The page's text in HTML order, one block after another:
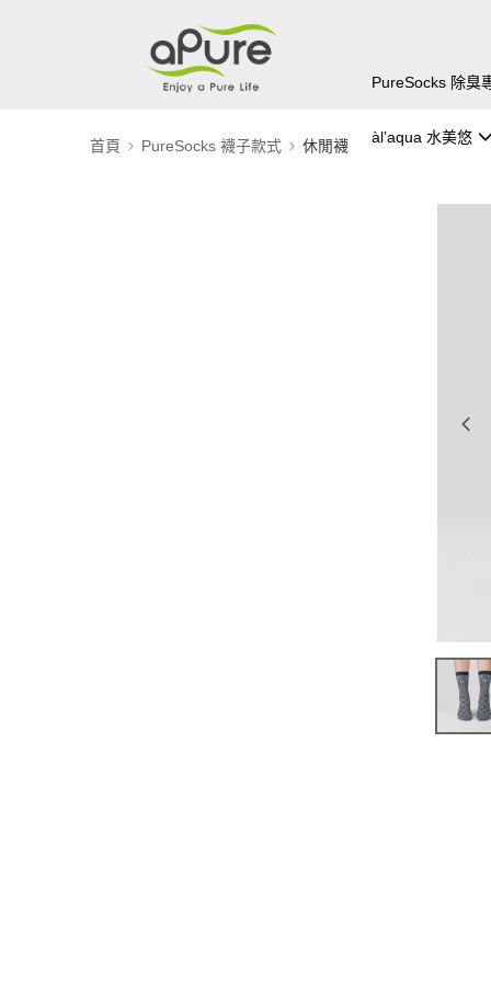
PureSocks 除臭
àl’aqua 水美悠
首頁 PureSocks 襪子款式 休閒襪